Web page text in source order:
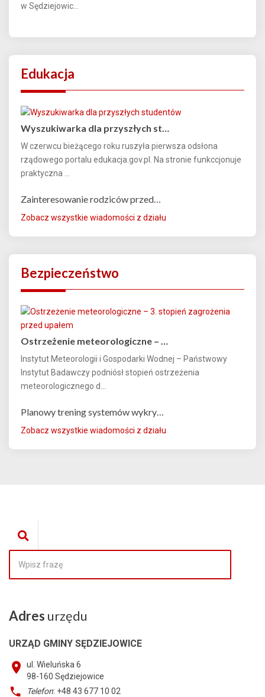
w Sędziejowic...
Edukacja
Wyszukiwarka dla przyszłych st…
W czerwcu bieżącego roku ruszyła pierwsza odsłona
rządowego portalu edukacja.gov.pl. Na stronie funkccjonuje
praktyczna ...
Zainteresowanie rodziców przed…
Zobacz wszystkie wiadomości z działu
Bezpieczeństwo
Ostrzeżenie meteorologiczne – …
Instytut Meteorologii i Gospodarki Wodnej – Państwowy
Instytut Badawczy podniósł stopień ostrzeżenia
meteorologicznego d...
Planowy trening systemów wykry…
Zobacz wszystkie wiadomości z działu
Adres urzędu
URZĄD GMINY SĘDZIEJOWICE
ul. Wieluńska 6
98-160 Sędziejowice
Telefon: +48 43 677 10 02